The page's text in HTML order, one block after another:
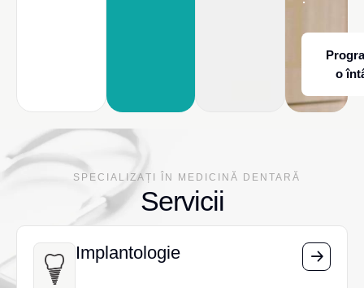
o
SPECIALIZAȚI ÎN MEDICINĂ DENTARĂ
Servicii
Implantologie
Implantologie